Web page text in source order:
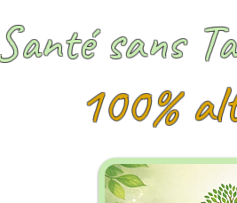
sans
100%